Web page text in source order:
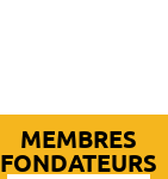
MEMBRES
FONDATEURS